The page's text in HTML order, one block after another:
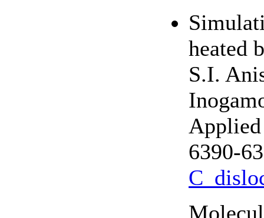
heated
S.I.
Applied
6390-